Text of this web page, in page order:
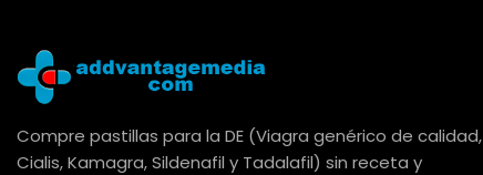
Compre pastillas para la DE (Viagra genérico de calidad,
Cialis, Kamagra, Sildenafil y Tadalafil) sin receta y